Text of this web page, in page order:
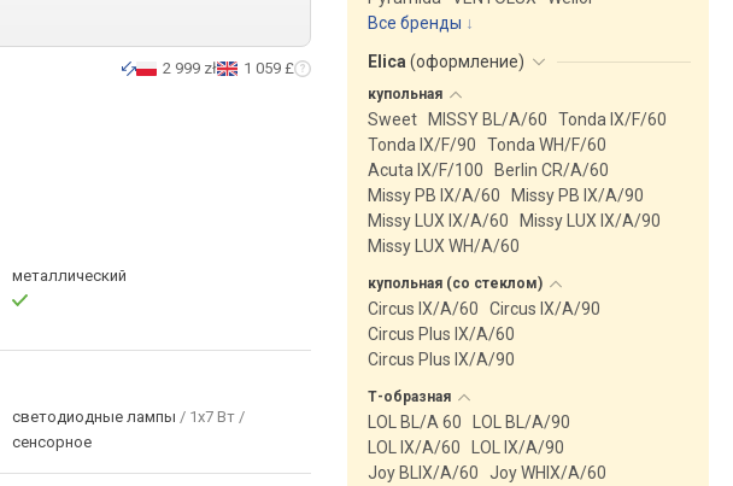
2 999 zł 1 059 £
металлический
светодиодные лампы / 1х7 Вт /
сенсорное
Все бренды
Elica (оформление)
купольная
Sweet MISSY BL/A/60
Tonda IX/F/60
Tonda IX/F/90
Tonda WH/F/60
Acuta IX/F/100
Berlin CR/A/60
Missy PB IX/A/60
Missy PB IX/A/90
Missy LUX IX/A/60
Missy LUX IX/A/90
Missy LUX WH/A/60
купольная (со стеклом)
Circus IX/A/60
Circus IX/A/90
Circus Plus IX/A/60
Circus Plus IX/A/90
Т-образная
LOL BL/A 60
LOL BL/A/90
LOL IX/A/60
LOL IX/A/90
Joy BLIX/A/60
Joy WHIX/A/60